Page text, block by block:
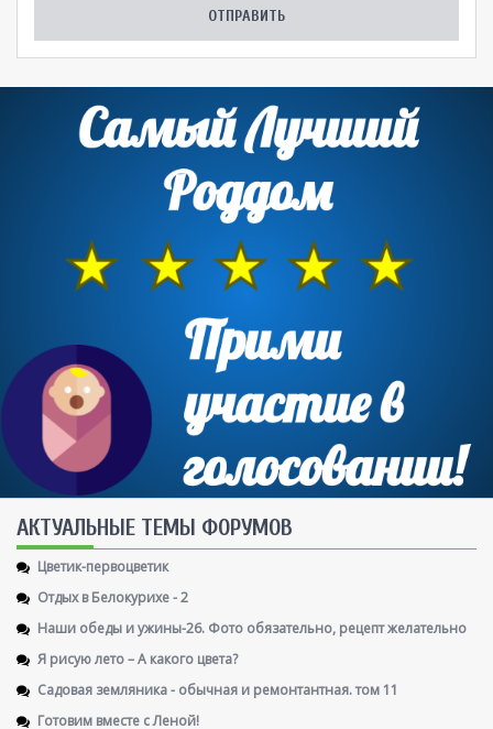
AКТУАЛЬНЫЕ ТЕМЫ ФОРУМОВ
Цветик-первоцветик
Отдых в Белокурихе - 2
Наши обеды и ужины-26. Фото обязательно, рецепт желательно
Я рисую лето – А какого цвета?
Садовая земляника - обычная и ремонтантная. том 11
Готовим вместе с Леной!